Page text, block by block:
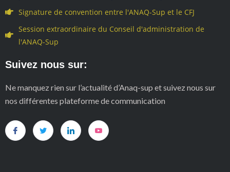
Signature de convention entre l'ANAQ-Sup et le CFJ
Session extraordinaire du Conseil d'administration de
l'ANAQ-Sup
Suivez nous sur:
Ne manquez rien sur l’actualité d’Anaq-sup et suivez nous sur
nos différentes plateforme de communication